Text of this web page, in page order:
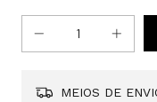
MEIOS DE